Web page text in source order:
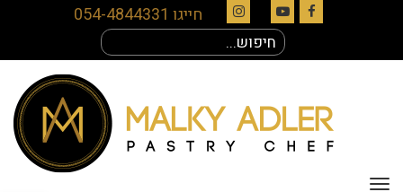
Facebook
YouTube
Instagram
חייגו 054-4844331
עבור:
תפריט